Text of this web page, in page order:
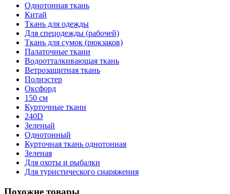
Однотонная ткань
Китай
Ткань для одежды
Для спецодежды (рабочей)
Ткань для сумок (рюкзаков)
Палаточные ткани
Водоотталкивающая ткань
Ветрозащитная ткань
Полиэстер
Оксфорд
150 см
Курточные ткани
240D
Зеленый
Однотонный
Курточная ткань однотонная
Зеленая
Для охоты и рыбалки
Для туристического снаряжения
Похожие товары